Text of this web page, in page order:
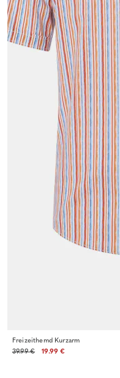
Freizeithemd Kurzarm
39.99 €
19.99 €